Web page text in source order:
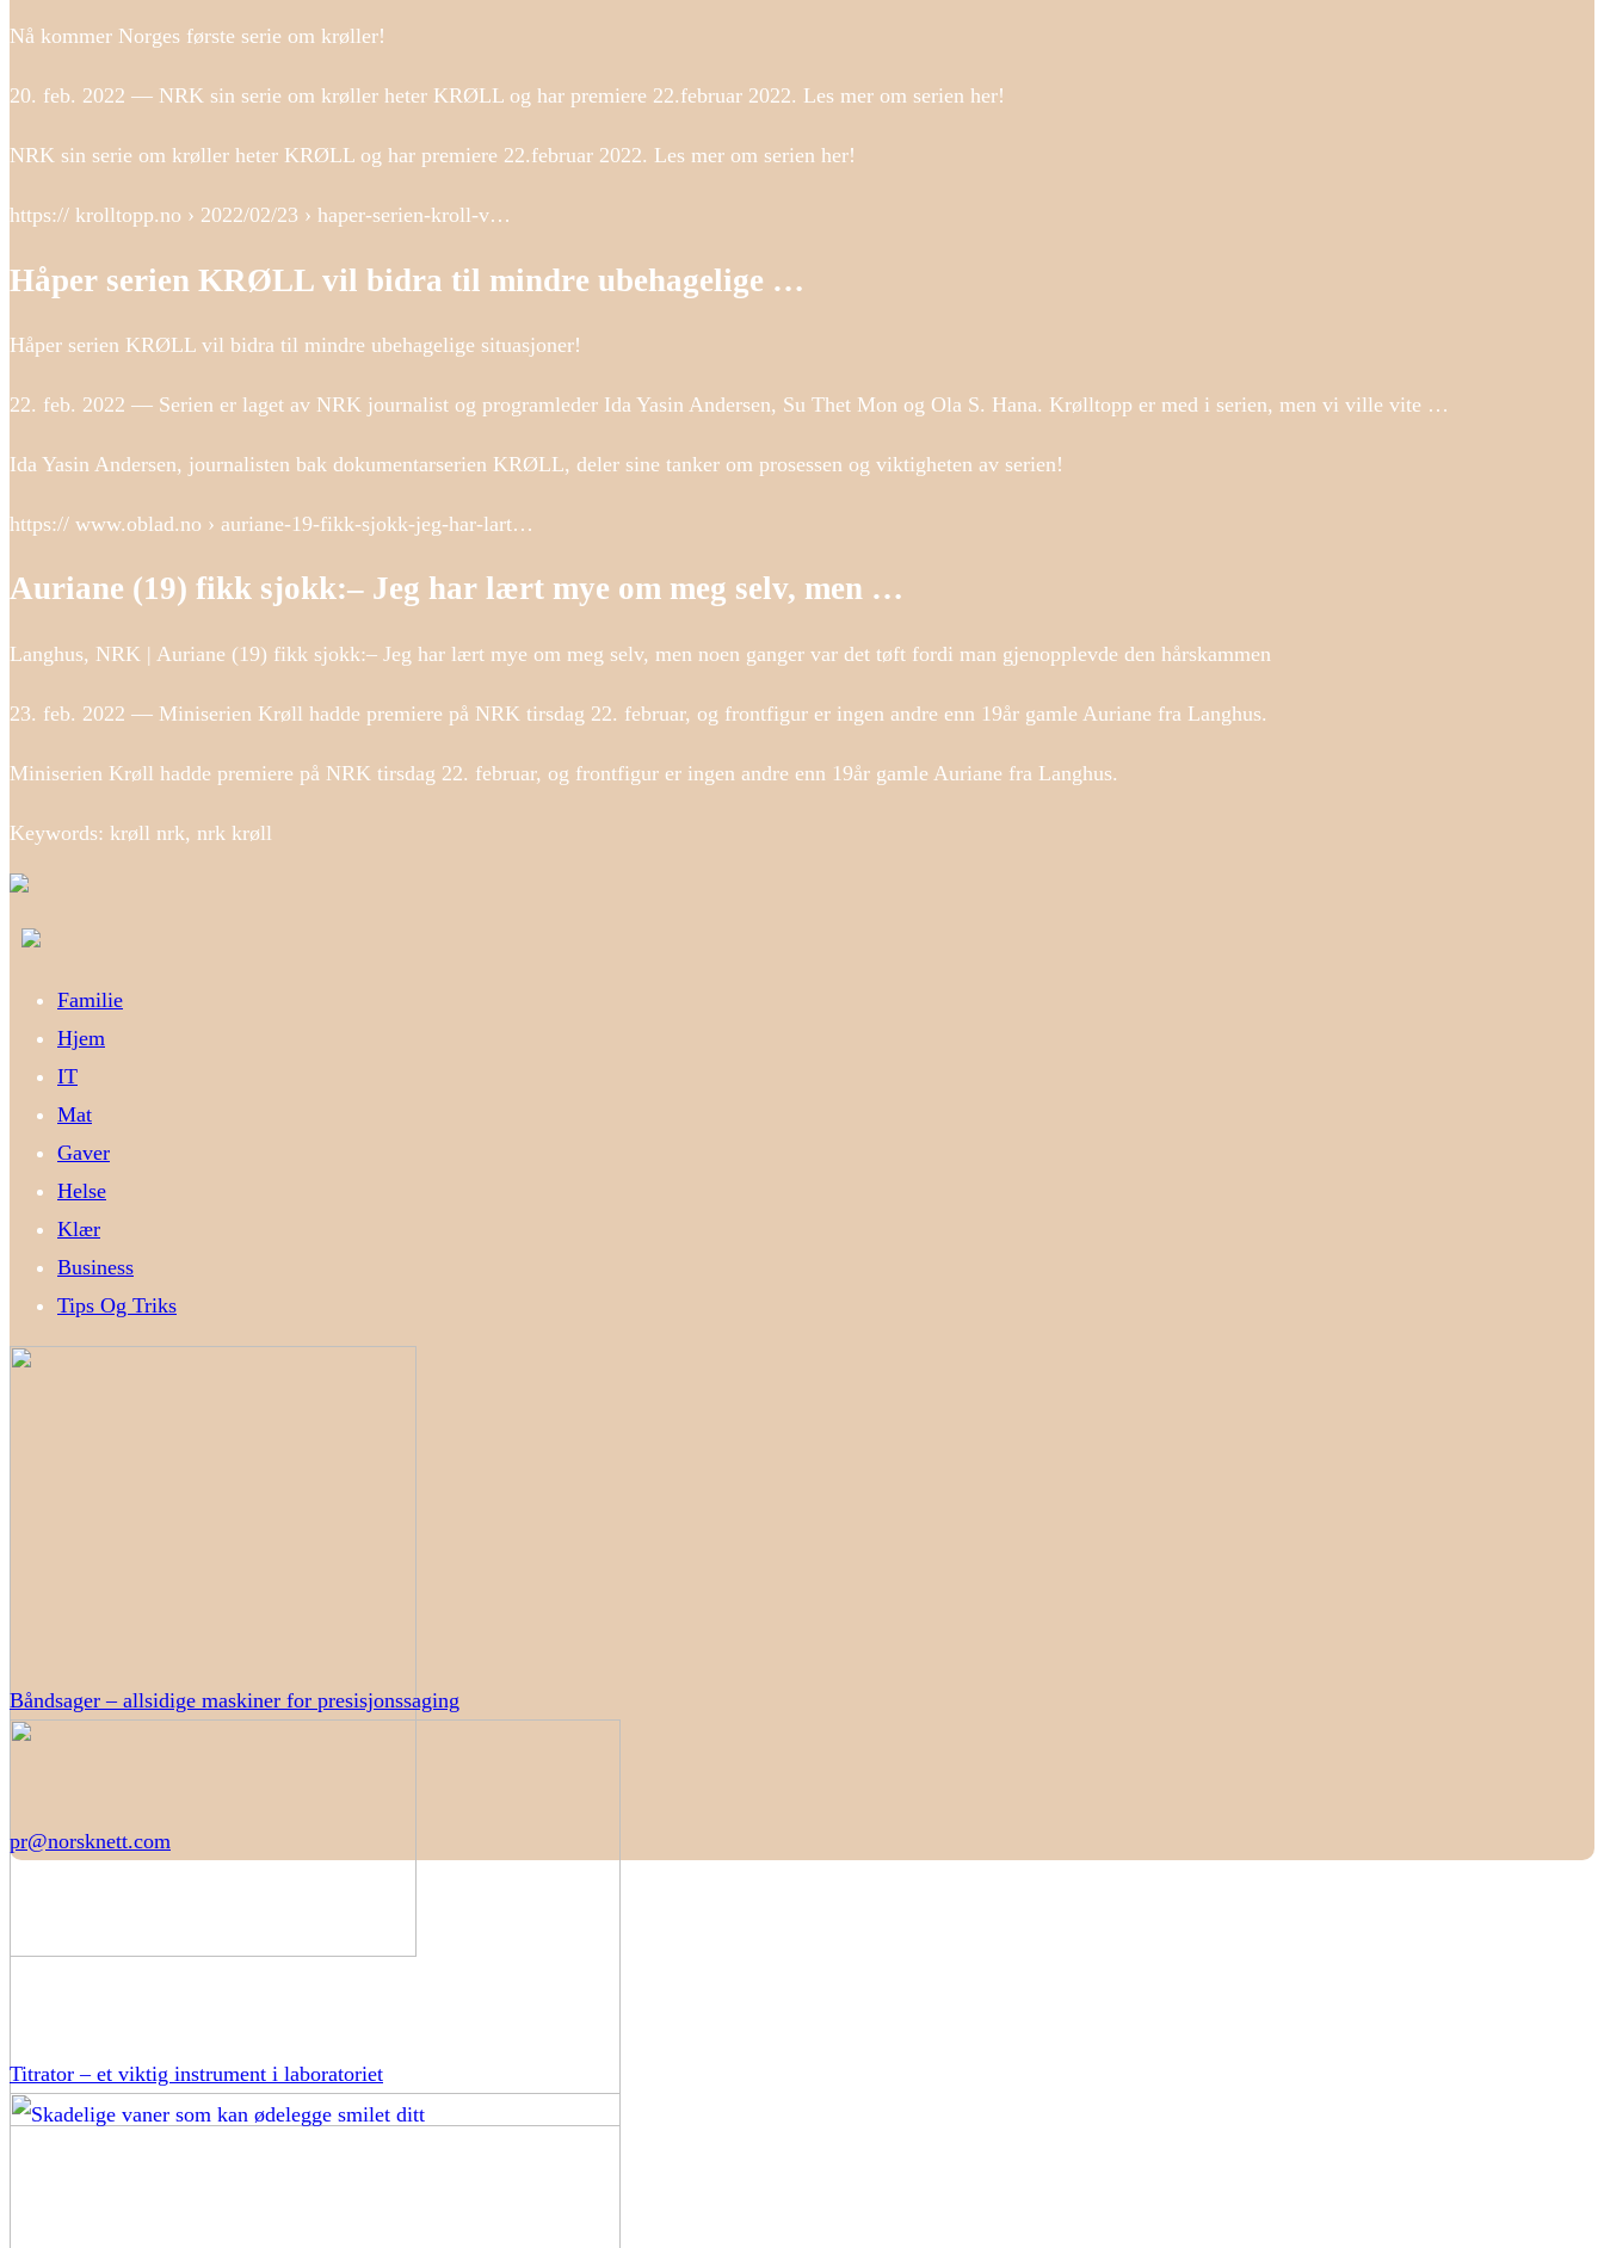
Nå kommer Norges første serie om krøller!
20. feb. 2022 — NRK sin serie om krøller heter KRØLL og har premiere 22.februar 2022. Les mer om serien her!
NRK sin serie om krøller heter KRØLL og har premiere 22.februar 2022. Les mer om serien her!
https:// krolltopp.no › 2022/02/23 › haper-serien-kroll-v…
Håper serien KRØLL vil bidra til mindre ubehagelige …
Håper serien KRØLL vil bidra til mindre ubehagelige situasjoner!
22. feb. 2022 — Serien er laget av NRK journalist og programleder Ida Yasin Andersen, Su Thet Mon og Ola S. Hana. Krølltopp er med i serien, men vi ville vite …
Ida Yasin Andersen, journalisten bak dokumentarserien KRØLL, deler sine tanker om prosessen og viktigheten av serien!
https:// www.oblad.no › auriane-19-fikk-sjokk-jeg-har-lart…
Auriane (19) fikk sjokk:– Jeg har lært mye om meg selv, men …
Langhus, NRK | Auriane (19) fikk sjokk:– Jeg har lært mye om meg selv, men noen ganger var det tøft fordi man gjenopplevde den hårskammen
23. feb. 2022 — Miniserien Krøll hadde premiere på NRK tirsdag 22. februar, og frontfigur er ingen andre enn 19år gamle Auriane fra Langhus.
Miniserien Krøll hadde premiere på NRK tirsdag 22. februar, og frontfigur er ingen andre enn 19år gamle Auriane fra Langhus.
Keywords: krøll nrk, nrk krøll
Familie
Hjem
IT
Mat
Gaver
Helse
Klær
Business
Tips Og Triks
Båndsager – allsidige maskiner for presisjonssaging
Titrator – et viktig instrument i laboratoriet
pr@norsknett.com